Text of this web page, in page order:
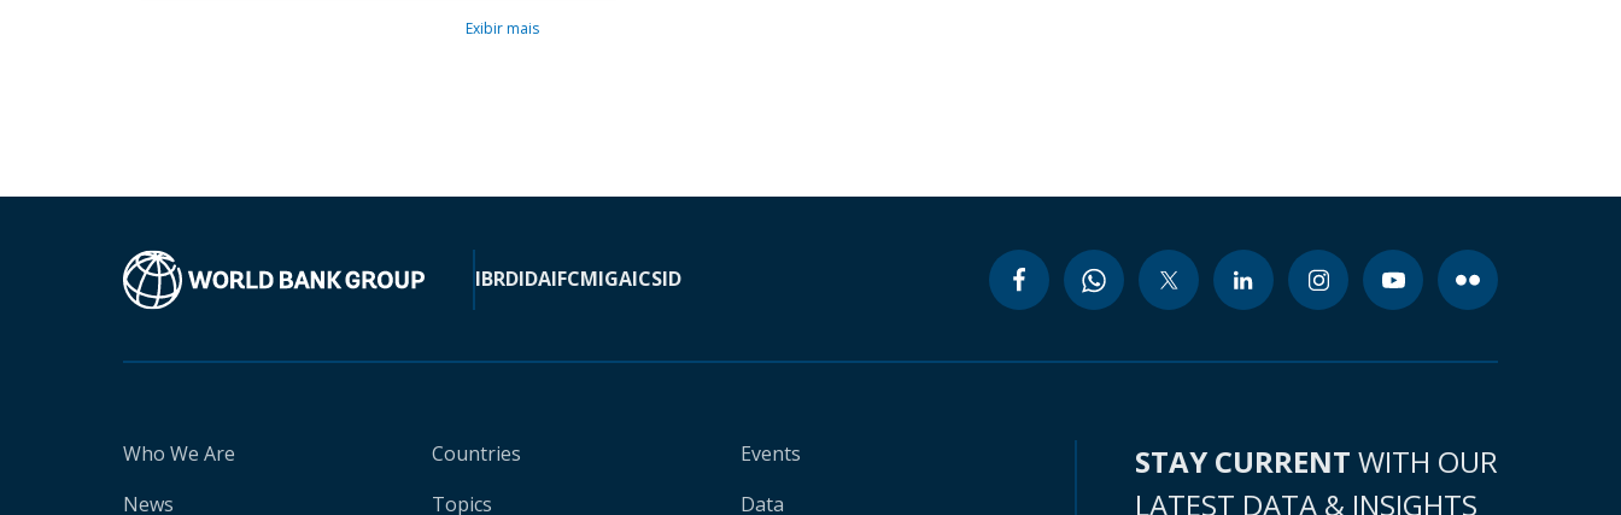
Exibir mais
IBRDIDAIFCMIGAICSID
Who We Are
News
Countries
Topics
Events
Data
STAY CURRENT WITH OUR
LATEST DATA & INSIGHTS